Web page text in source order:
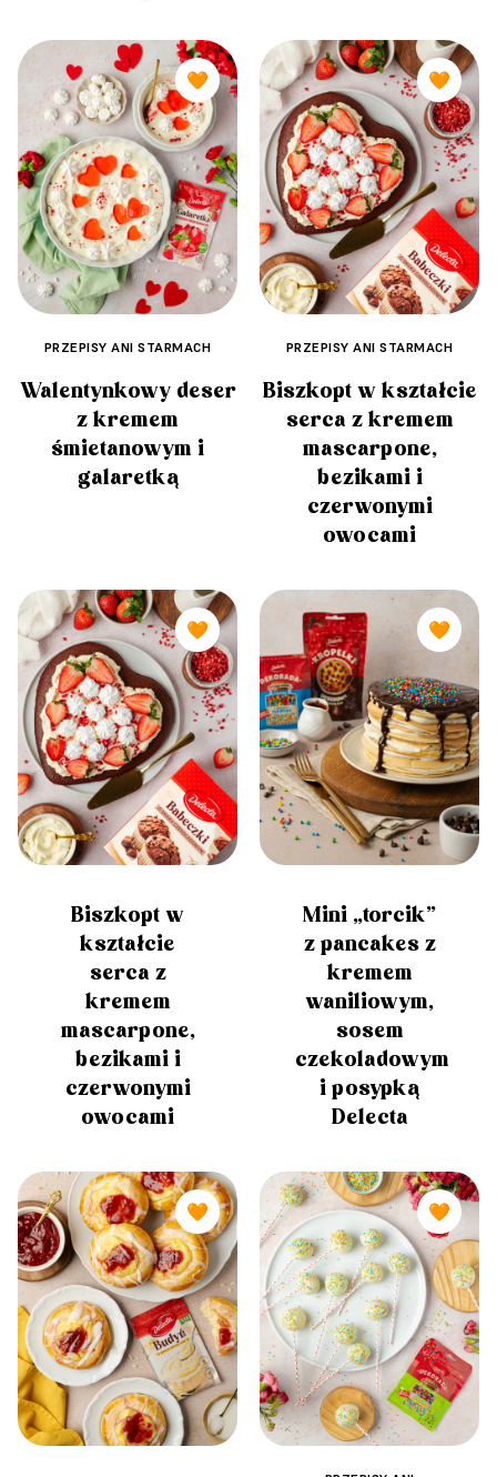
🧡
PRZEPISY ANI STARMACH
Walentynkowy deser
z kremem
śmietanowym i
galaretką
🧡
PRZEPISY ANI STARMACH
Biszkopt w kształcie
serca z kremem
mascarpone,
bezikami i
czerwonymi
owocami
🧡
Biszkopt w
kształcie
serca z
kremem
mascarpone,
bezikami i
czerwonymi
owocami
🧡
Mini „torcik”
z pancakes z
kremem
waniliowym,
sosem
czekoladowym
i posypką
Delecta
🧡 🧡